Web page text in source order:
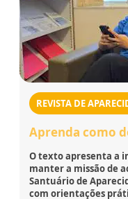
REVISTA DE
Aprenda como
O texto apresenta a
manter a missão de
Santuário de
com orientações